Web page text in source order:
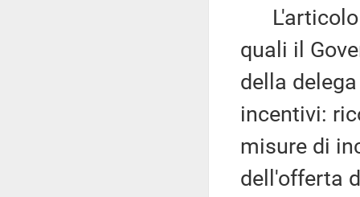
L'articolo
quali il
della
incentivi:
misure di
dell'offerta